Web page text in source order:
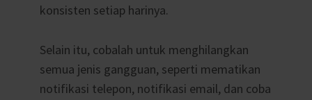
konsisten setiap harinya.
Selain itu, cobalah untuk menghilangkan
semua jenis gangguan, seperti mematikan
notifikasi telepon, notifikasi email, dan coba